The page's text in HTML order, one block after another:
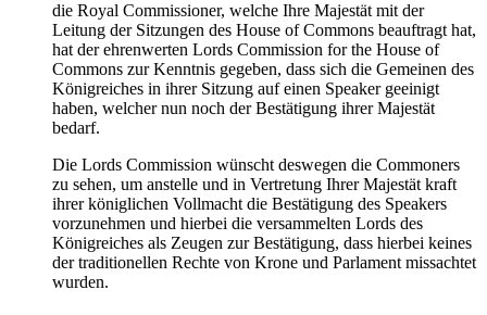
die Royal Commissioner, welche Ihre Majestät mit der
Leitung der Sitzungen des House of Commons beauftragt hat,
hat der ehrenwerten Lords Commission for the House of
Commons zur Kenntnis gegeben, dass sich die Gemeinen des
Königreiches in ihrer Sitzung auf einen Speaker geeinigt
haben, welcher nun noch der Bestätigung ihrer Majestät
bedarf.
Die Lords Commission wünscht deswegen die Commoners
zu sehen, um anstelle und in Vertretung Ihrer Majestät kraft
ihrer königlichen Vollmacht die Bestätigung des Speakers
vorzunehmen und hierbei die versammelten Lords des
Königreiches als Zeugen zur Bestätigung, dass hierbei keines
der traditionellen Rechte von Krone und Parlament missachtet
wurden.